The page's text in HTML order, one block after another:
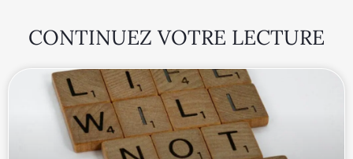
CONTINUEZ VOTRE LECTURE